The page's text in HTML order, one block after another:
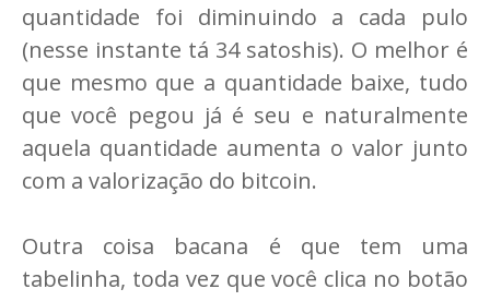
quantidade foi diminuindo a cada pulo
(nesse instante tá 34 satoshis). O melhor é
que mesmo que a quantidade baixe, tudo
que você pegou já é seu e naturalmente
aquela quantidade aumenta o valor junto
com a valorização do bitcoin.
Outra coisa bacana é que tem uma
tabelinha, toda vez que você clica no botão